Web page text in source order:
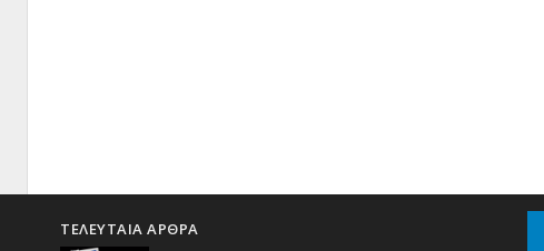
ΤΕΛΕΥΤΑΙΑ ΑΡΘΡΑ